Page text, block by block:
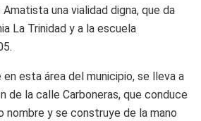
una vialidad digna, que da
La Trinidad y a la escuela
en esta área del municipio, se lleva a
de la calle Carboneras, que conduce
nombre y se construye de la mano